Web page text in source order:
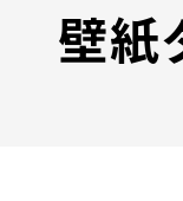
壁紙